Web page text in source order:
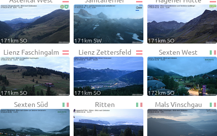
171km SO 171km SW 171km SO
Lienz Faschingalm
171km SO
Lienz Zettersfeld
171km SO
Sexten West
172km SO
Sexten Süd Ritten Mals Vinschgau